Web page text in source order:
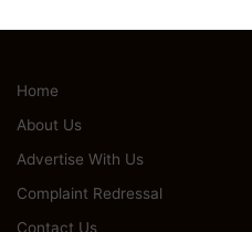
Home
About Us
Advertise With Us
Complaint Redressal
Contact Us